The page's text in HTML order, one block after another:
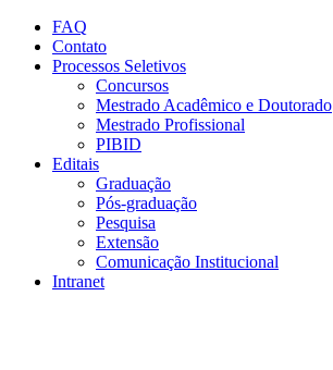
Conteúdo principal
FAQ
Contato
Processos Seletivos
Concursos
Mestrado Acadêmico e Doutorado
Mestrado Profissional
PIBID
Editais
Graduação
Pós-graduação
Pesquisa
Extensão
Comunicação Institucional
Intranet